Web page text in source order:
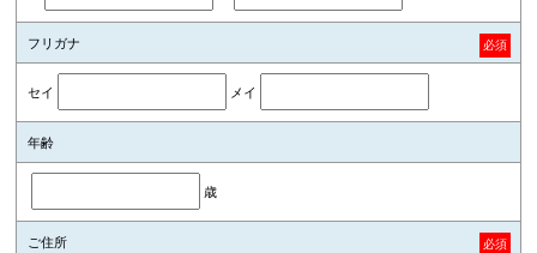
フリガナ 必須
セイ メイ
年齢
歳
ご住所 必須